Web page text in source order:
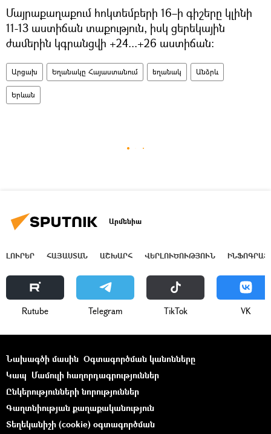
Մայրաքաղաքում հոկտեմբերի 16–ի գիշերը կլինի
11-13 աստիճան տաքություն, իսկ ցերեկային
ժամերին կգրանցվի +24...+26 աստիճան։
Արցախ Եղանակը Հայաստանում եղանակ Անձրև
Երևան
Արմենիա
ԼՈՒՐԵՐ ՀԱՅԱՍՏԱՆ ԱՇԽԱՐՀ ՎԵՐԼՈՒԾՈՒԹՅՈՒՆ
Rutube Telegram ТikТоk VK
Նախագծի մասին Օգտագործման կանոնները
Կապ Մամուլի հաղորդագրություններ
Ընկերությունների նորություններ
Գաղտնիության քաղաքականություն
Տեղեկանիշի (cookie) օգտագործման